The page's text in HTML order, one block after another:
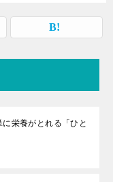
栄養がとれる「ひと